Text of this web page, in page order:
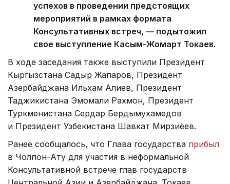
успехов в проведении предстоящих
мероприятий в рамках формата
Консультативных встреч, — подытожил
свое выступление Касым-Жомарт Токаев.
В ходе заседания также выступили Президент
Кыргызстана Садыр Жапаров, Президент
Азербайджана Ильхам Алиев, Президент
Таджикистана Эмомали Рахмон, Президент
Туркменистана Сердар Бердымухамедов
и Президент Узбекистана Шавкат Мирзиёев.
Ранее сообщалось, что Глава государства прибыл
в Чолпон-Ату для участия в неформальной
Консультативной встрече глав государств